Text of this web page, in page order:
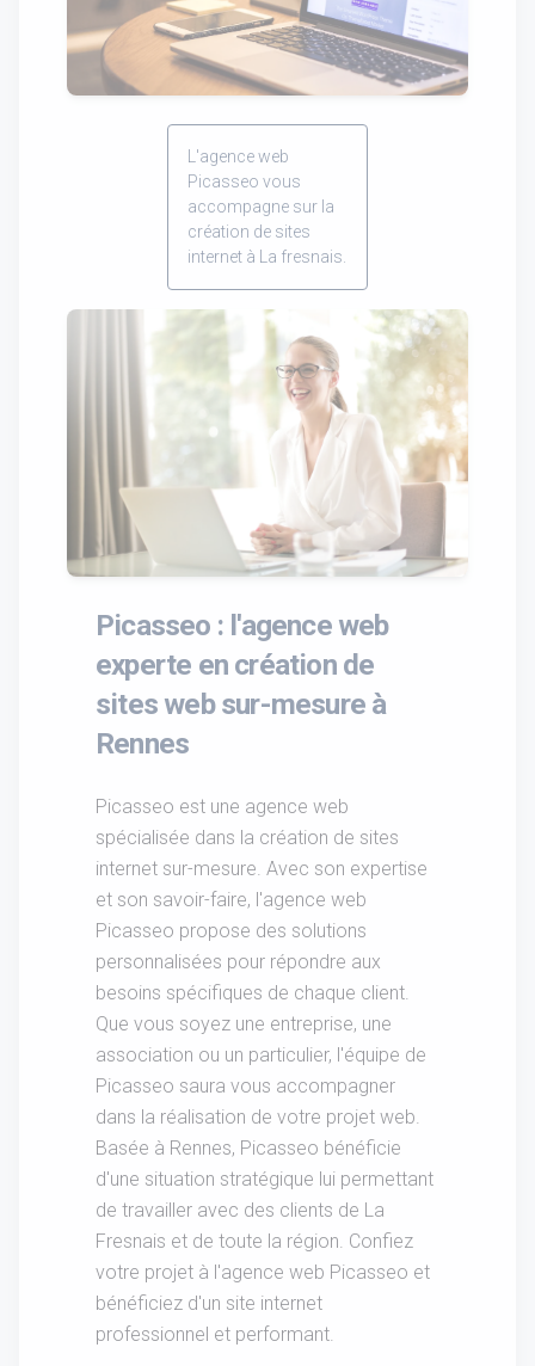
L'agence web
Picasseo vous
accompagne sur la
création de sites
internet à La fresnais.
Picasseo : l'agence web
experte en création de
sites web sur-mesure à
Rennes
Picasseo est une agence web
spécialisée dans la création de sites
internet sur-mesure. Avec son expertise
et son savoir-faire, l'agence web
Picasseo propose des solutions
personnalisées pour répondre aux
besoins spécifiques de chaque client.
Que vous soyez une entreprise, une
association ou un particulier, l'équipe de
Picasseo saura vous accompagner
dans la réalisation de votre projet web.
Basée à Rennes, Picasseo bénéficie
d'une situation stratégique lui permettant
de travailler avec des clients de La
Fresnais et de toute la région. Confiez
votre projet à l'agence web Picasseo et
bénéficiez d'un site internet
professionnel et performant.